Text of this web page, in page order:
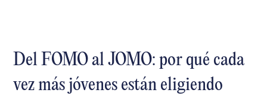
Del FOMO al JOMO: por qué cada
vez más jóvenes están eligiendo